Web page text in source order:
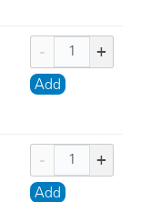
Add
Add